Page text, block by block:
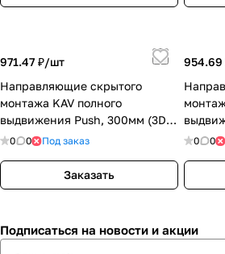
971.47 ₽/шт
Направляющие скрытого
монтажа KAV полного
выдвижения Push, 300мм (3D)
(993FLR-3D-16-300)
0 0 Под заказ
Заказать
400мм
0 0
Подписаться на новости и акции